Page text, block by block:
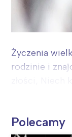
Życzenia
rodzinie i
Polecamy